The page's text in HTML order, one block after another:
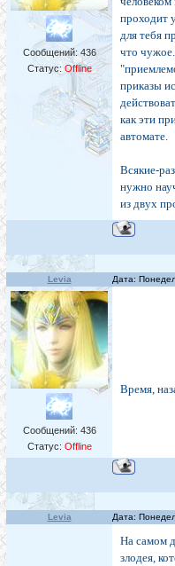
Сообщений: 436
Статус: Offline
проходит
для тебя
что
приказы
как эти
автомате.
Всякие-
нужно
из двух
Levia Дата:
Сообщений: 436
Статус: Offline
Время,
Levia Дата:
На самом
злодея,